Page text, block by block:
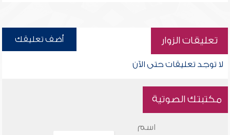
تعليقات الزوار أضف تعليقك
لا توجد تعليقات حتى الآن
مكتبتك الصوتية
اسم